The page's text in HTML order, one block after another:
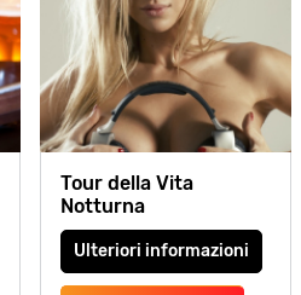
Tour della Vita
Notturna
Ulteriori informazioni